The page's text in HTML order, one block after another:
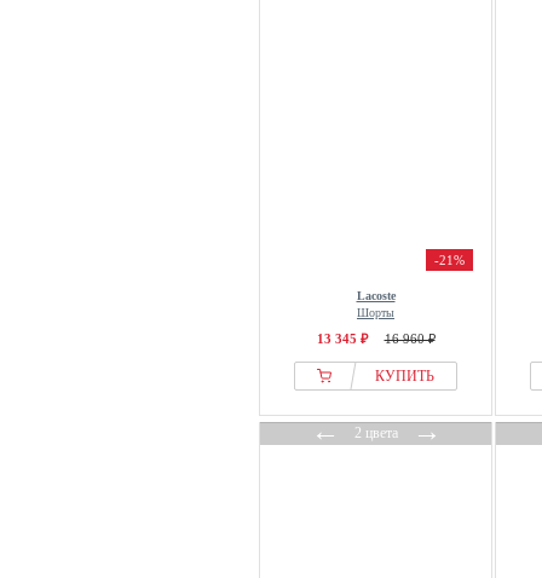
-21%
Lacoste
Шорты
13 345 ₽ 16 960 ₽
КУПИТЬ
←2 цвета→